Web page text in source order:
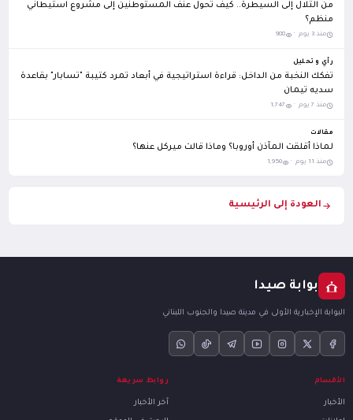
من التلال إلى السيطرة.. كيف تحول عنف المستوطنين إلى مشروع استيطاني
منظم؟
منذ 3 يوم · 988
رأي و تحليل
تفكك النخبة من الداخل: قراءة استراتيجية في أبعاد تمرد كتيبة "تسابار" بقاعدة
سديه تيمان
منذ 7 يوم · 1,747
مقالات
لماذا أقلقت المآذن أوروبا؟ وماذا قالت ميركل عنها؟
منذ 11 يوم · 1,950
العودة إلى الرئيسية
بوابة صيدا
البوابة الإخبارية الأولى في مدينة صيدا والجنوب اللبناني
الأقسام
الأخبار
روابط سريعة
آخر الأخبار